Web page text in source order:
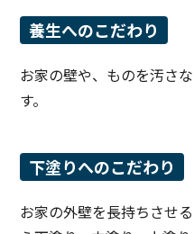
養生へのこだわり
お家の壁や、ものを汚さ
す。
下塗りへのこだわり
お家の外壁を長持ちさせ